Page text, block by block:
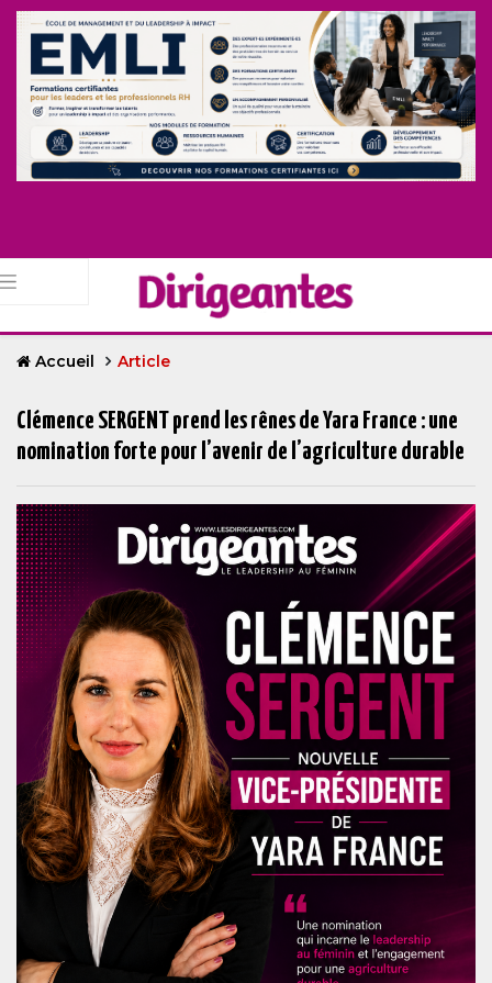
Accueil Article
Clémence SERGENT prend les rênes de Yara France : une
nomination forte pour l’avenir de l’agriculture durable